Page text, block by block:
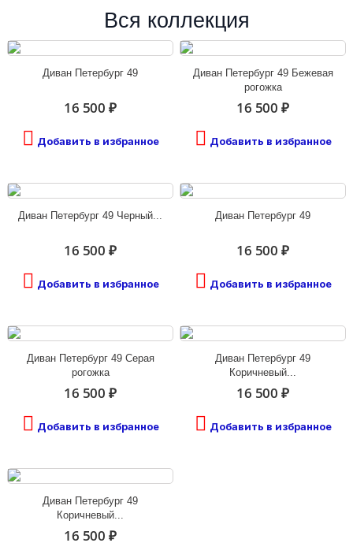
Вся коллекция
Диван Петербург 49
16 500 ₽
Добавить в избранное
Диван Петербург 49 Бежевая
рогожка
16 500 ₽
Добавить в избранное
Диван Петербург 49 Черный...
16 500 ₽
Добавить в избранное
Диван Петербург 49
16 500 ₽
Добавить в избранное
Диван Петербург 49 Серая
рогожка
16 500 ₽
Добавить в избранное
Диван Петербург 49
Коричневый...
16 500 ₽
Добавить в избранное
Диван Петербург 49
Коричневый...
16 500 ₽